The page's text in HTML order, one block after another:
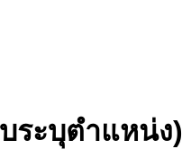
ระบุตำแหน่ง)